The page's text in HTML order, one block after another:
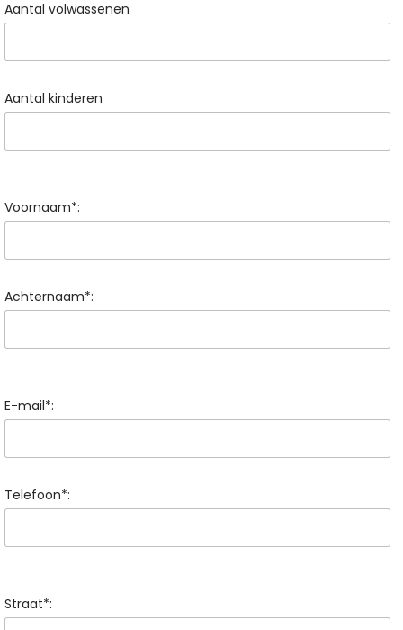
Aantal volwassenen
Aantal kinderen
Voornaam*:
Achternaam*:
E-mail*:
Telefoon*:
Straat*: